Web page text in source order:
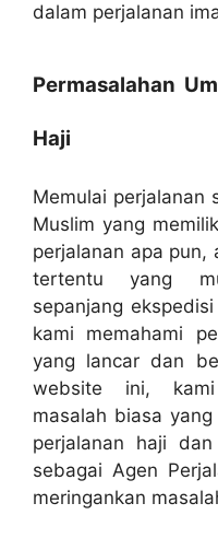
dalam perjalanan
Permasalahan
Haji
Memulai perjalanan
Muslim yang
perjalanan apa pun,
tertentu yang
sepanjang
kami memahami
yang lancar dan
website ini, kami
masalah biasa
perjalanan haji
sebagai Agen
meringankan